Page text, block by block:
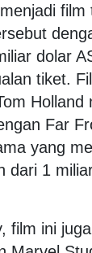
film
dolar
tiket.
Holland
Far
yang
dari 1
film ini